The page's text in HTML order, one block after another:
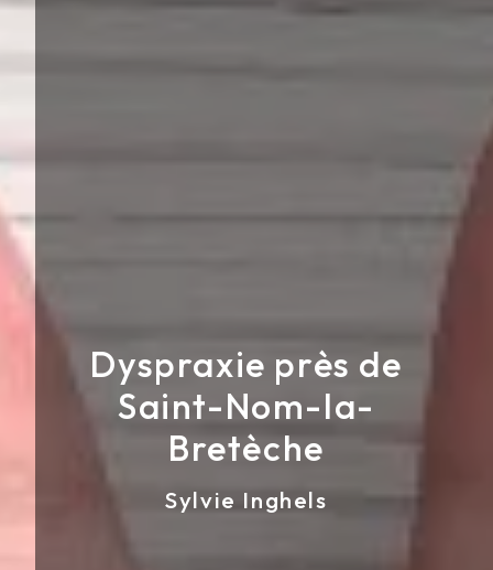
Dyspraxie près de
Saint-Nom-la-
Bretèche
Sylvie Inghels